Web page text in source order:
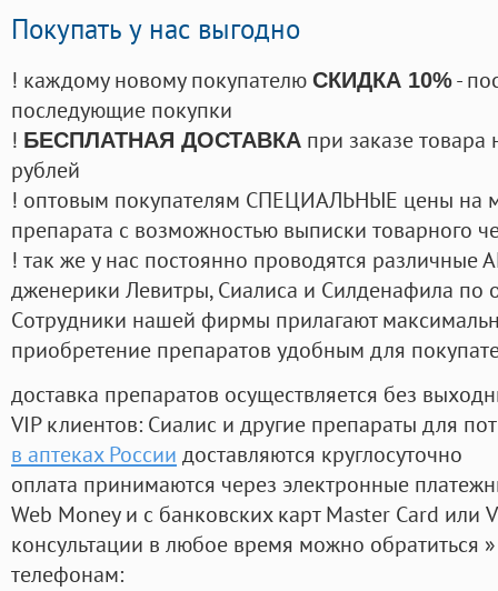
Покупать у нас выгодно
! каждому новому покупателю СКИДКА 10%-
последующие покупки
! БЕСПЛАТНАЯ ДОСТАВКА при заказе
рублей
! оптовым покупателям СПЕЦИАЛЬНЫЕ цены на
препарата с возможностью выписки товарного
! так же у нас постоянно проводятся
дженерики Левитры, Сиалиса и Силденафила по
Cотрудники нашей фирмы прилагают
приобретение препаратов удобным для
доставка препаратов осуществляется без
VIP клиентов: Сиалис и другие препараты для
в аптеках России доставляются круглосуточно
оплата принимаются через электронные
Web Money и с банковских карт Master Card или
консультации в любое время можно обратиться
телефонам: